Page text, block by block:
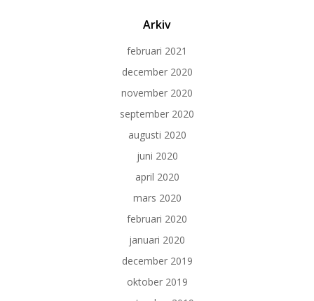
Arkiv
februari 2021
december 2020
november 2020
september 2020
augusti 2020
juni 2020
april 2020
mars 2020
februari 2020
januari 2020
december 2019
oktober 2019